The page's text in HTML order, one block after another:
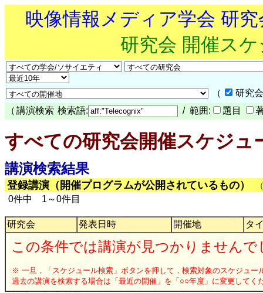
映像情報メディア学会 研
研究会 開催ス
（
研究
（ 講演検索 検索語: / 範囲: 題目
すべての研究会開催スケジュ
講演検索結果
登録講演（開催プログラムが公開されているもの）
0件中 1～0件目
研究会 発表日時 開催地 タ
この条件では講演が見つかりませんで
※ 一旦，「スケジュール検索」ボタンを押して，検索対象のスケジュー
過去の講演を検索する場合は「最近の開催」を「○○年度」に変更してく